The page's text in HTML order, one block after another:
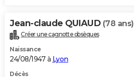
Jean-claude QUIAUD (78 ans)
Créer une cagnotte obsèques
Naissance
24/08/1947 à Lyon
Décès